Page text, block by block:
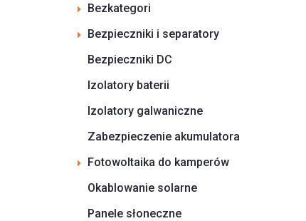
Bezkategori
Bezpieczniki i separatory
Bezpieczniki DC
Izolatory baterii
Izolatory galwaniczne
Zabezpieczenie akumulatora
Fotowoltaika do kamperów
Okablowanie solarne
Panele słoneczne